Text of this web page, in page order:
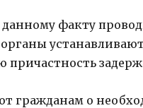
факту
причастность
гражданам о